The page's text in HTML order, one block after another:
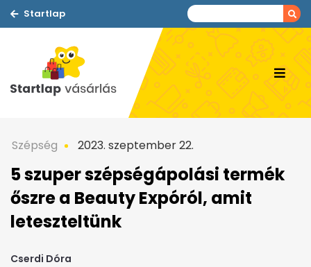
Startlap
Szépség 2023. szeptember 22.
5 szuper szépségápolási termék
őszre a Beauty Expóról, amit
leteszteltünk
Cserdi Dóra